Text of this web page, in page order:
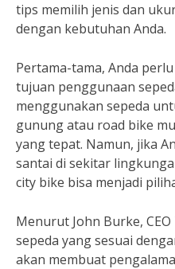
tips memilih jenis dan
dengan kebutuhan Anda.
Pertama-tama, Anda
tujuan penggunaan
menggunakan sepeda
gunung atau road bike
yang tepat. Namun, jika
santai di sekitar
city bike bisa menjadi
Menurut John Burke,
sepeda yang sesuai
akan membuat